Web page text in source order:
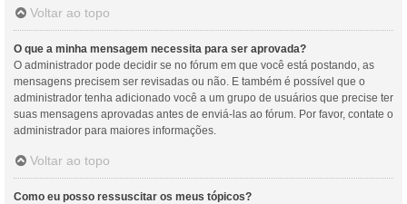
Voltar ao topo
O que a minha mensagem necessita para ser aprovada?
O administrador pode decidir se no fórum em que você está postando, as
mensagens precisem ser revisadas ou não. E também é possível que o
administrador tenha adicionado você a um grupo de usuários que precise ter
suas mensagens aprovadas antes de enviá-las ao fórum. Por favor, contate o
administrador para maiores informações.
Voltar ao topo
Como eu posso ressuscitar os meus tópicos?